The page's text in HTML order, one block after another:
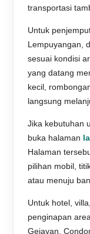
transportasi
Untuk
Lempuyangan,
sesuai kondisi
yang datang
kecil,
langsung
Jika kebutuhan
buka halaman
Halaman
pilihan mobil,
atau menuju
Untuk hotel,
penginapan
Gejayan,